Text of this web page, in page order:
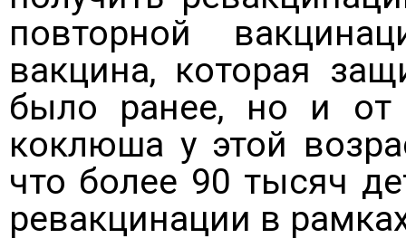
повторной
вакцина, которая
было ранее, но и от
коклюша у этой
что более 90 тысяч
ревакцинации в